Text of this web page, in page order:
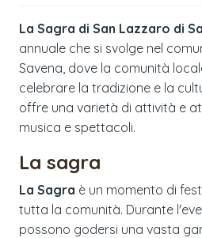
La Sagra di San Lazzaro di
annuale che si svolge nel
Savena, dove la comunità
celebrare la tradizione e la
offre una varietà di attività e
musica e spettacoli.
La sagra
La Sagra è un momento di
tutta la comunità. Durante
possono godersi una vasta